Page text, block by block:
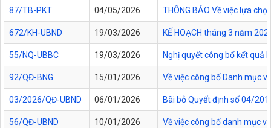
87/TB-PKT 04/05/2026 THÔNG BÁO Về việc lựa
672/KH-UBND 19/03/2026 KẾ HOẠCH tháng 3 năm
55/NQ-UBBC 19/03/2026 Nghị quyết công bố kết quả
92/QĐ-BNG 15/01/2026 Về việc công bố Danh mục
03/2026/QĐ-UBND 06/01/2026 Bãi bỏ Quyết định số 04/
56/QĐ-UBND 10/01/2026 Về việc công bố danh mục